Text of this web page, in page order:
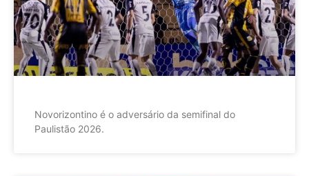
Novorizontino é o adversário da semifinal do
Paulistão 2026.